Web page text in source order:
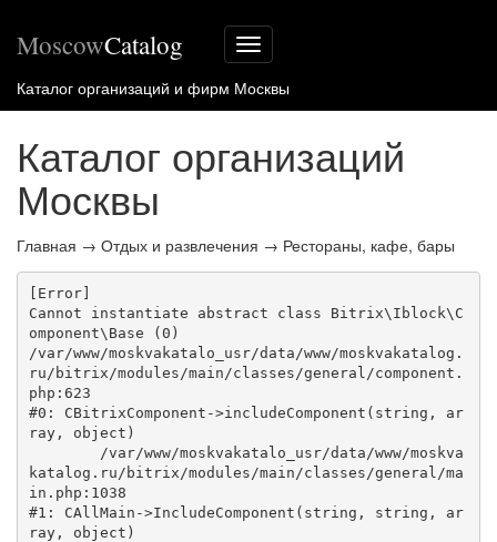
Меню
сайта
MoscowCatalog
Каталог организаций и фирм Москвы
Каталог организаций
Москвы
Главная → Отдых и развлечения → Рестораны, кафе, бары
[Error]
Cannot instantiate abstract class Bitrix\Iblock\C
omponent\Base (0)
/var/www/moskvakatalo_usr/data/www/moskvakatalog.
ru/bitrix/modules/main/classes/general/component.
php:623
#0: CBitrixComponent->includeComponent(string, ar
ray, object)
katalog.ru/bitrix/modules/main/classes/general/ma
in.php:1038
#1: CAllMain->IncludeComponent(string, string, ar
ray, object)